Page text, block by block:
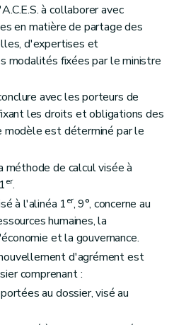
à collaborer avec
en matière de partage des
d'expertises et
modalités fixées par le ministre
avec les porteurs de
les droits et obligations des
est déterminé par le
méthode de calcul visée à
er.
à l'alinéa 1er, 9°, concerne au
humaines, la
et la gouvernance.
d'agrément est
comprenant :
au dossier, visé au